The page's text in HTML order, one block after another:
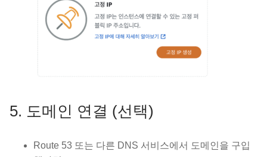
5. 도메인 연결 (선택)
Route 53 또는 다른 DNS 서비스에서 도메인을 구입